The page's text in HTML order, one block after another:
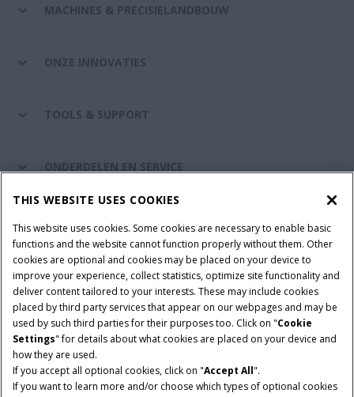
MACHINES & PRECISIELANDBOUW
ONZE INNOVATIES
TOOLS & SUPPORT
ONDERDELEN EN SERVICE
Gebruiksvoorwaarden Privacy Policy
Impressum
Cookie Settings
Telematics privacyverklaring
© 2025 CNH Industrial America LLC. All Rights Reserved. Case IH is a
trademark of CNH Industrial America LLC.
THIS WEBSITE USES COOKIES
This website uses cookies. Some cookies are necessary to enable basic
functions and the website cannot function properly without them. Other
cookies are optional and cookies may be placed on your device to
improve your experience, collect statistics, optimize site functionality and
deliver content tailored to your interests. These may include cookies
placed by third party services that appear on our webpages and may be
used by such third parties for their purposes too. Click on "Cookie
Settings" for details about what cookies are placed on your device and
how they are used.
If you accept all optional cookies, click on "Accept All".
If you want to learn more and/or choose which types of optional cookies